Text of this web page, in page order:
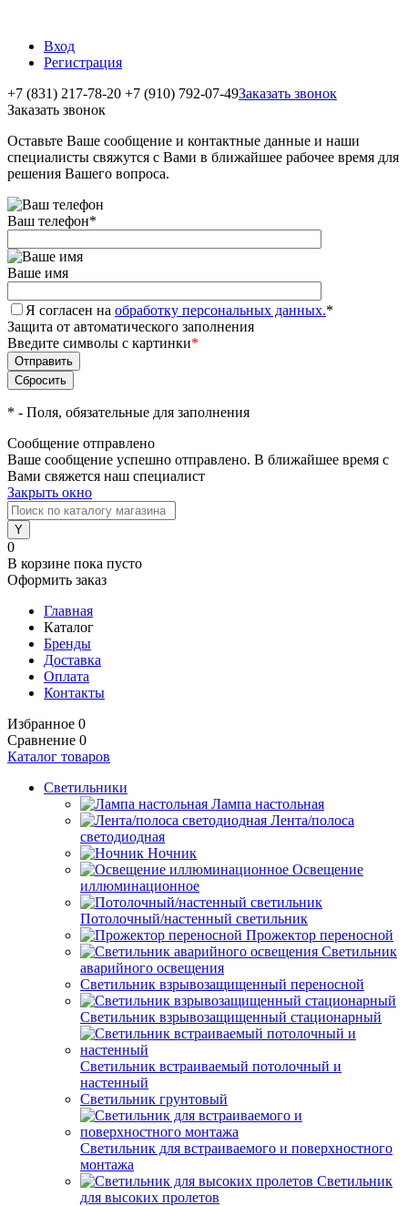
Вход
Регистрация
+7 (831) 217-78-20 +7 (910) 792-07-49Заказать звонок
Заказать звонок
Оставьте Ваше сообщение и контактные данные и наши
специалисты свяжутся с Вами в ближайшее рабочее время для
решения Вашего вопроса.
Ваш телефон*
Ваше имя
Я согласен на обработку персональных данных.*
Защита от автоматического заполнения
Введите символы с картинки*
* - Поля, обязательные для заполнения
Сообщение отправлено
Ваше сообщение успешно отправлено. В ближайшее время с
Вами свяжется наш специалист
Закрыть окно
0
В корзине пока пусто
Оформить заказ
Главная
Каталог
Бренды
Доставка
Оплата
Контакты
Избранное 0
Сравнение 0
Каталог товаров
Светильники
Лампа настольная
Лента/полоса
светодиодная
Ночник
Освещение
иллюминационное
Потолочный/настенный светильник
Прожектор переносной
Светильник
аварийного освещения
Светильник взрывозащищенный переносной
Светильник взрывозащищенный стационарный
Светильник встраиваемый потолочный и
настенный
Светильник грунтовый
Светильник для встраиваемого и поверхностного
монтажа
Светильник
для высоких пролетов